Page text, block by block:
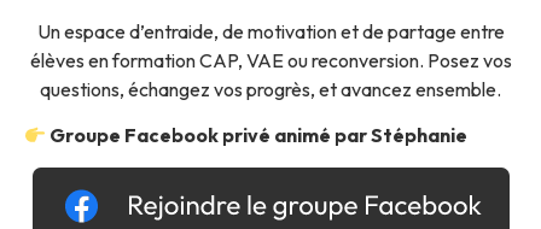
Un espace d’entraide, de motivation et de partage entre
élèves en formation CAP, VAE ou reconversion. Posez vos
questions, échangez vos progrès, et avancez ensemble.
Groupe Facebook privé animé par Stéphanie